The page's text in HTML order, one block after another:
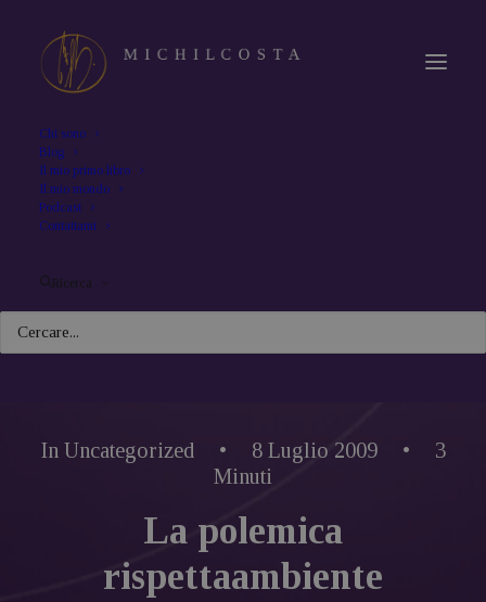
Chi sono
Blog
Il mio primo libro
Il mio mondo
Podcast
Contattami
Ricerca
In Uncategorized • 8 Luglio 2009 •
3
Minuti
La polemica
rispettaambiente